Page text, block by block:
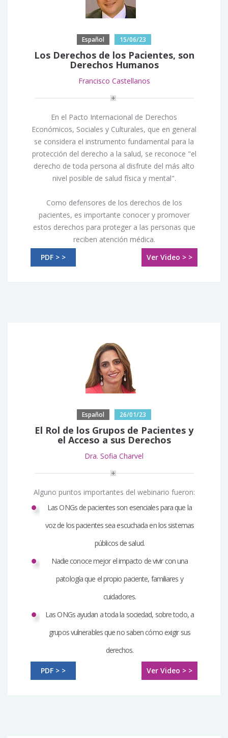
Español 15/06/23
Los Derechos de los Pacientes, son
Derechos Humanos
Francisco Castellanos
En el Pacto Internacional de Derechos
Económicos, Sociales y Culturales, que en general
se considera el instrumento fundamental para la
protección del derecho a la salud, se reconoce "el
derecho de toda persona al disfrute del más alto
nivel posible de salud física y mental".
Como defensores de los derechos de los
pacientes, es importante conocer y promover
estos derechos para proteger a las personas que
reciben atención médica.
PDF > >
Ver Video > >
Español 26/01/23
El Rol de los Grupos de Pacientes y
el Acceso a sus Derechos
Dra. Sofia Charvel
Alguno puntos importantes del webinario fueron:
Las ONGs de pacientes son esenciales para que la
voz de los pacientes sea escuchada en los sistemas
públicos de salud.
Nadie conoce mejor el impacto de vivir con una
patología que el propio paciente, familiares y
cuidadores.
Las ONGs ayudan a toda la sociedad, sobre todo, a
grupos vulnerables que no saben cómo exigir sus
derechos.
PDF > > Ver Video > >